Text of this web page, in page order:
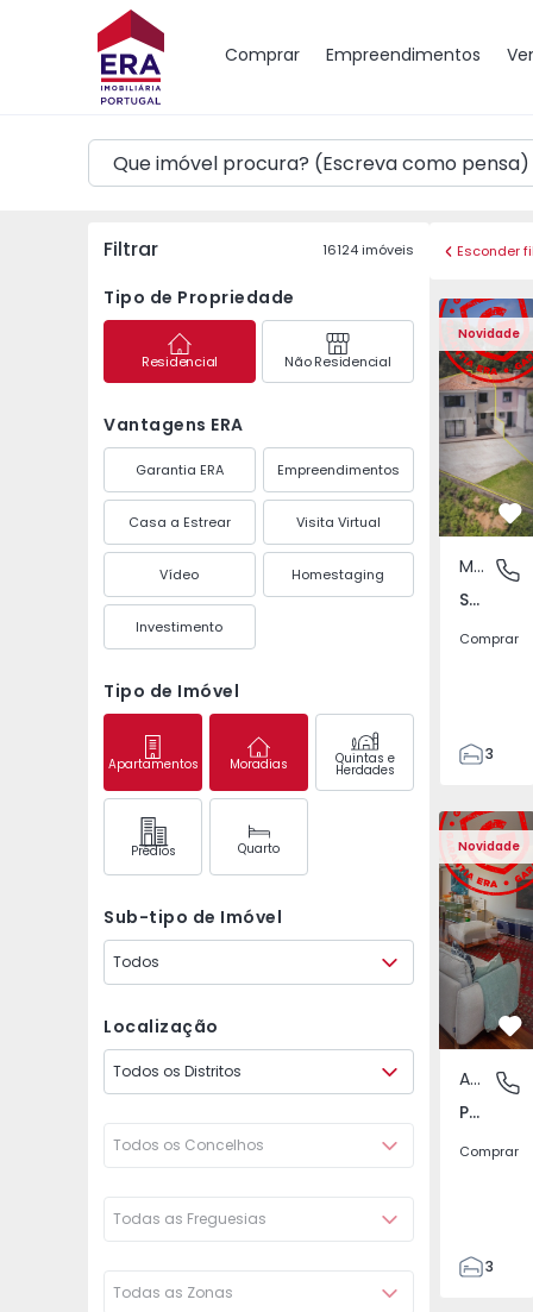
Comprar Empreendimentos
Mapa
Filtrar 16124imóveis
Tipo de Propriedade
Residencial Não Residencial
Vantagens ERA
Garantia ERA Empreendimentos
Casa a Estrear Visita Virtual
Vídeo Homestaging
Investimento
Tipo de Imóvel
Apartamentos Moradias Quintas e
Herdades
Prédios Quarto
Sub-tipo de Imóvel
Todos
Localização
Todos os Distritos
Todos os Concelhos
Todas as Freguesias
Todas as Zonas
Esconder
Novidade
Moradia Geminada
Moradia
São
Moradia Geminada
São Mateus da Calheta, Ilha Terceira
Comprar
3
149
226
2
Novidade
Apartamento T3
Póvoa
Apartamento
Póvoa de Varzim, Beiriz e Argivai, Porto
Comprar
3